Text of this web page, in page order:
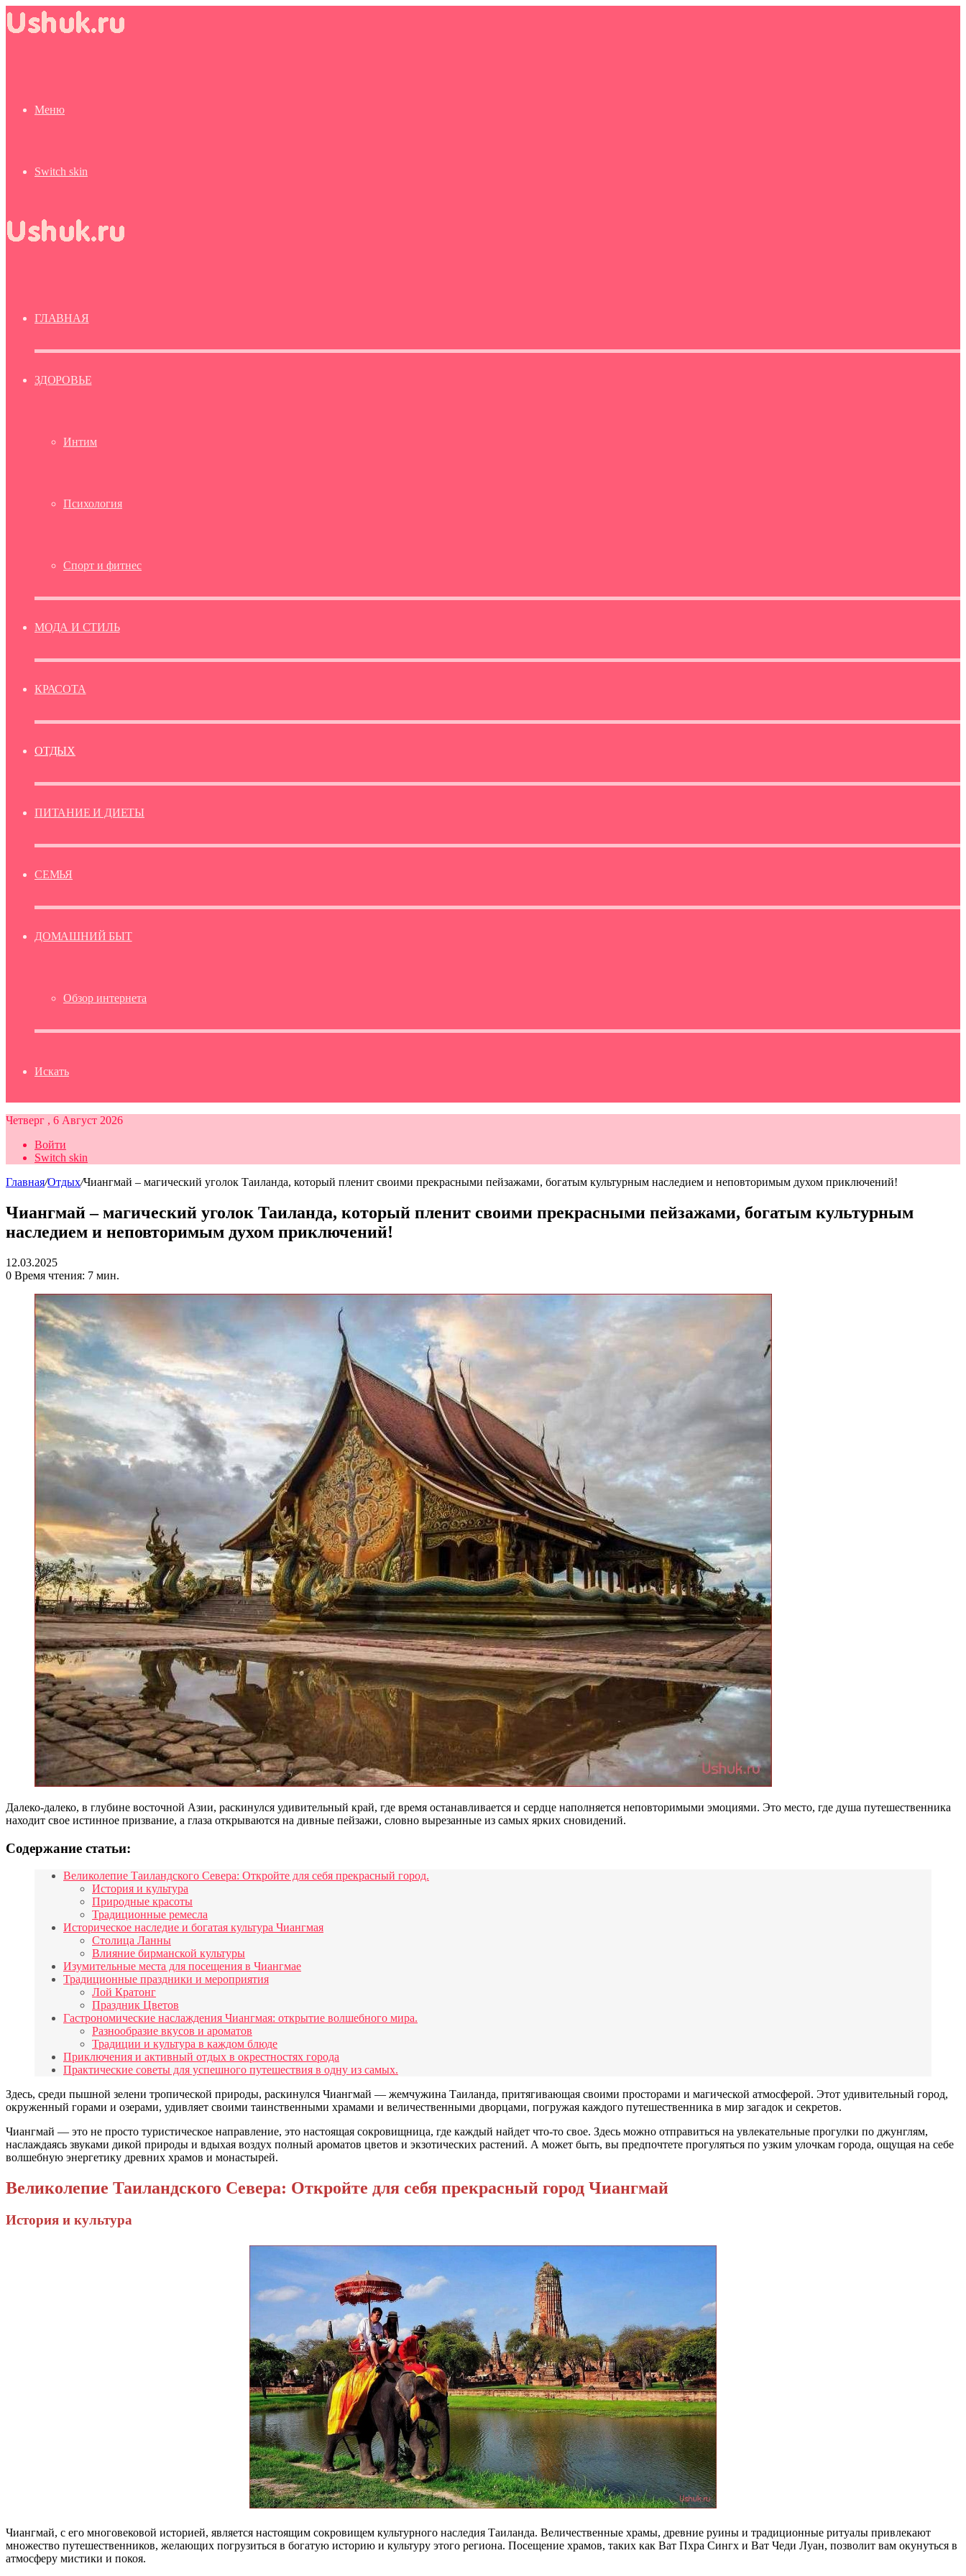
Меню
Switch skin
ГЛАВНАЯ
ЗДОРОВЬЕ
Интим
Психология
Спорт и фитнес
МОДА И СТИЛЬ
КРАСОТА
ОТДЫХ
ПИТАНИЕ И ДИЕТЫ
СЕМЬЯ
ДОМАШНИЙ БЫТ
Обзор интернета
Искать
Четверг , 6 Август 2026
Войти
Switch skin
Главная/Отдых/Чиангмай – магический уголок Таиланда, который пленит своими прекрасными пейзажами, богатым культурным наследием и неповторимым духом приключений!
Чиангмай – магический уголок Таиланда, который пленит своими прекрасными пейзажами, богатым культурным
наследием и неповторимым духом приключений!
12.03.2025
0 Время чтения: 7 мин.
Далеко-далеко, в глубине восточной Азии, раскинулся удивительный край, где время останавливается и сердце наполняется неповторимыми эмоциями. Это место, где душа путешественника
находит свое истинное призвание, а глаза открываются на дивные пейзажи, словно вырезанные из самых ярких сновидений.
Содержание статьи:
Великолепие Таиландского Севера: Откройте для себя прекрасный город.
История и культура
Природные красоты
Традиционные ремесла
Историческое наследие и богатая культура Чиангмая
Столица Ланны
Влияние бирманской культуры
Изумительные места для посещения в Чиангмае
Традиционные праздники и мероприятия
Лой Кратонг
Праздник Цветов
Гастрономические наслаждения Чиангмая: открытие волшебного мира.
Разнообразие вкусов и ароматов
Традиции и культура в каждом блюде
Приключения и активный отдых в окрестностях города
Практические советы для успешного путешествия в одну из самых.
Здесь, среди пышной зелени тропической природы, раскинулся Чиангмай — жемчужина Таиланда, притягивающая своими просторами и магической атмосферой. Этот удивительный город,
окруженный горами и озерами, удивляет своими таинственными храмами и величественными дворцами, погружая каждого путешественника в мир загадок и секретов.
Чиангмай — это не просто туристическое направление, это настоящая сокровищница, где каждый найдет что-то свое. Здесь можно отправиться на увлекательные прогулки по джунглям,
наслаждаясь звуками дикой природы и вдыхая воздух полный ароматов цветов и экзотических растений. А может быть, вы предпочтете прогуляться по узким улочкам города, ощущая на себе
волшебную энергетику древних храмов и монастырей.
Великолепие Таиландского Севера: Откройте для себя прекрасный город Чиангмай
История и культура
Чиангмай, с его многовековой историей, является настоящим сокровищем культурного наследия Таиланда. Величественные храмы, древние руины и традиционные ритуалы привлекают
множество путешественников, желающих погрузиться в богатую историю и культуру этого региона. Посещение храмов, таких как Ват Пхра Сингх и Ват Чеди Луан, позволит вам окунуться в
атмосферу мистики и покоя.